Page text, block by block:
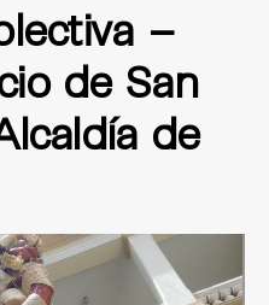
–
de San
de